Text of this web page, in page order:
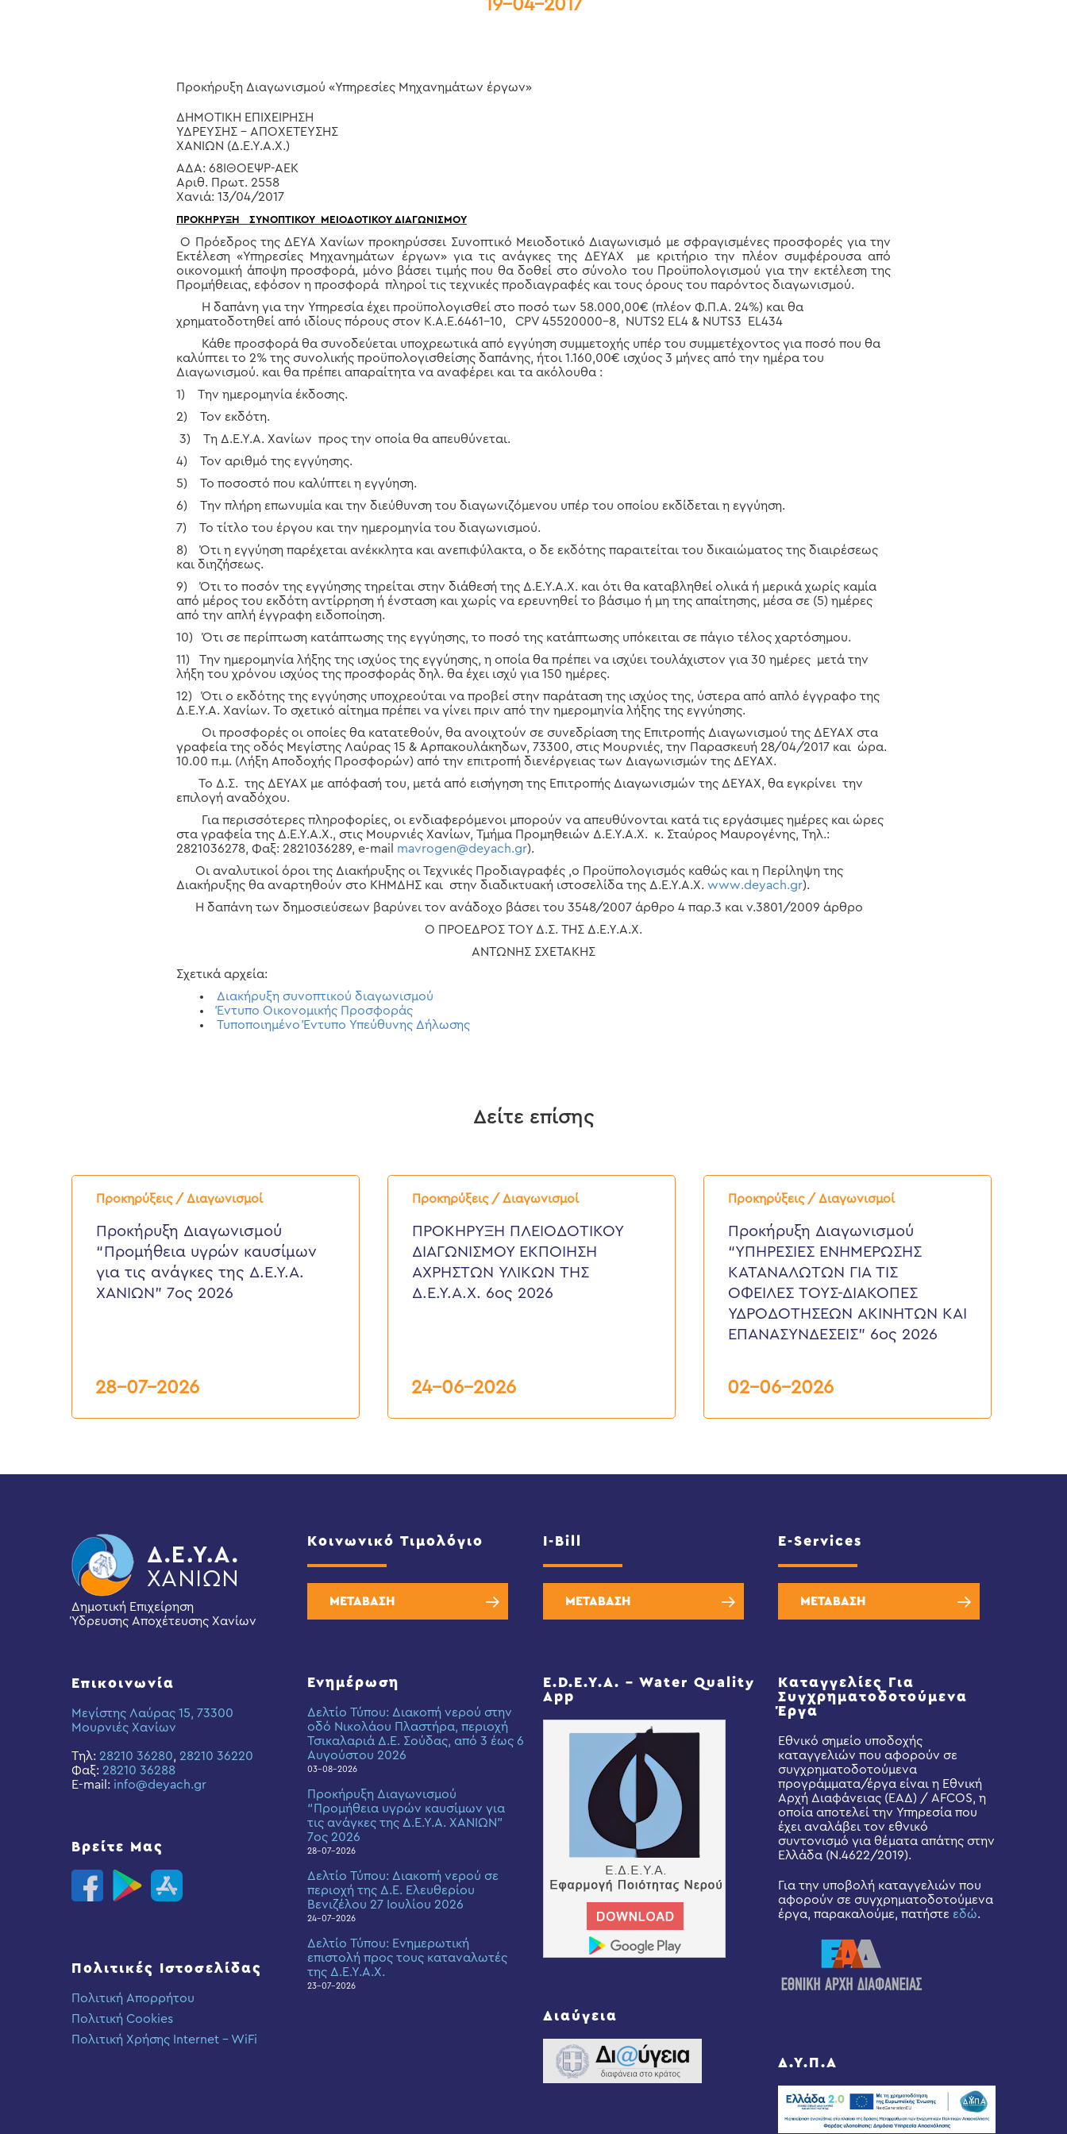
Hit enter to search or ESC to close
19-04-2017
Προκήρυξη Διαγωνισμού «Υπηρεσίες Μηχανημάτων έργων»
ΔΗΜΟΤΙΚΗ ΕΠΙΧΕΙΡΗΣΗ
ΥΔΡΕΥΣΗΣ – ΑΠΟΧΕΤΕΥΣΗΣ
ΧΑΝΙΩΝ (Δ.Ε.Υ.Α.Χ.)
ΑΔΑ: 68ΙΘΟΕΨΡ-ΑΕΚ
Αριθ. Πρωτ. 2558
Χανιά: 13/04/2017
ΠΡΟΚΗΡΥΞΗ ΣΥΝΟΠΤΙΚΟΥ ΜΕΙΟΔΟΤΙΚΟΥ ΔΙΑΓΩΝΙΣΜΟΥ
Ο Πρόεδρος της ΔΕΥΑ Χανίων προκηρύσσει Συνοπτικό Μειοδοτικό Διαγωνισμό με σφραγισμένες προσφορές για την
Εκτέλεση «Υπηρεσίες Μηχανημάτων έργων» για τις ανάγκες της ΔΕΥΑΧ με κριτήριο την πλέον συμφέρουσα από
οικονομική άποψη προσφορά, μόνο βάσει τιμής που θα δοθεί στο σύνολο του Προϋπολογισμού για την εκτέλεση της
Προμήθειας, εφόσον η προσφορά πληροί τις τεχνικές προδιαγραφές και τους όρους του παρόντος διαγωνισμού.
Η δαπάνη για την Υπηρεσία έχει προϋπολογισθεί στο ποσό των 58.000,00€ (πλέον Φ.Π.Α. 24%) και θα
χρηματοδοτηθεί από ιδίους πόρους στον Κ.Α.Ε.6461-10, CPV 45520000-8, NUTS2 EL 4 & NUTS3 EL 434
Κάθε προσφορά θα συνοδεύεται υποχρεωτικά από εγγύηση συμμετοχής υπέρ του συμμετέχοντος για ποσό που θα
καλύπτει το 2% της συνολικής προϋπολογισθείσης δαπάνης, ήτοι 1.160,00€ ισχύος 3 μήνες από την ημέρα του
Διαγωνισμού. και θα πρέπει απαραίτητα να αναφέρει και τα ακόλουθα :
1) Την ημερομηνία έκδοσης.
2) Τον εκδότη.
3) Τη Δ.Ε.Υ.Α. Χανίων προς την οποία θα απευθύνεται.
4) Τον αριθμό της εγγύησης.
5) Το ποσοστό που καλύπτει η εγγύηση.
6) Την πλήρη επωνυμία και την διεύθυνση του διαγωνιζόμενου υπέρ του οποίου εκδίδεται η εγγύηση.
7) Το τίτλο του έργου και την ημερομηνία του διαγωνισμού.
8) Ότι η εγγύηση παρέχεται ανέκκλητα και ανεπιφύλακτα, ο δε εκδότης παραιτείται του δικαιώματος της διαιρέσεως
και διηζήσεως.
9) Ότι το ποσόν της εγγύησης τηρείται στην διάθεσή της Δ.Ε.Υ.Α.Χ. και ότι θα καταβληθεί ολικά ή μερικά χωρίς καμία
από μέρος του εκδότη αντίρρηση ή ένσταση και χωρίς να ερευνηθεί το βάσιμο ή μη της απαίτησης, μέσα σε (5) ημέρες
από την απλή έγγραφη ειδοποίηση.
10) Ότι σε περίπτωση κατάπτωσης της εγγύησης, το ποσό της κατάπτωσης υπόκειται σε πάγιο τέλος χαρτόσημου.
11) Την ημερομηνία λήξης της ισχύος της εγγύησης, η οποία θα πρέπει να ισχύει τουλάχιστον για 30 ημέρες μετά την
λήξη του χρόνου ισχύος της προσφοράς δηλ. θα έχει ισχύ για 150 ημέρες.
12) Ότι ο εκδότης της εγγύησης υποχρεούται να προβεί στην παράταση της ισχύος της, ύστερα από απλό έγγραφο της
Δ.Ε.Υ.Α. Χανίων. Το σχετικό αίτημα πρέπει να γίνει πριν από την ημερομηνία λήξης της εγγύησης.
Οι προσφορές οι οποίες θα κατατεθούν, θα ανοιχτούν σε συνεδρίαση της Επιτροπής Διαγωνισμού της ΔΕΥΑΧ στα
γραφεία της οδός Μεγίστης Λαύρας 15 & Αρπακουλάκηδων, 73300, στις Μουρνιές, την Παρασκευή 28/04/2017 και ώρα.
10.00 π.μ. (Λήξη Αποδοχής Προσφορών) από την επιτροπή διενέργειας των Διαγωνισμών της ΔΕΥΑΧ.
Το Δ.Σ. της ΔΕΥΑΧ με απόφασή του, μετά από εισήγηση της Επιτροπής Διαγωνισμών της ΔΕΥΑΧ, θα εγκρίνει την
επιλογή αναδόχου.
Για περισσότερες πληροφορίες, οι ενδιαφερόμενοι μπορούν να απευθύνονται κατά τις εργάσιμες ημέρες και ώρες
στα γραφεία της Δ.Ε.Υ.Α.Χ., στις Μουρνιές Χανίων, Τμήμα Προμηθειών Δ.Ε.Υ.Α.Χ. κ. Σταύρος Μαυρογένης, Τηλ.:
2821036278, Φαξ: 2821036289, e-mail mavrogen@deyach.gr).
Οι αναλυτικοί όροι της Διακήρυξης οι Τεχνικές Προδιαγραφές ,ο Προϋπολογισμός καθώς και η Περίληψη της
Διακήρυξης θα αναρτηθούν στο ΚΗΜΔΗΣ και στην διαδικτυακή ιστοσελίδα της Δ.Ε.Υ.Α.Χ. www.deyach.gr).
Η δαπάνη των δημοσιεύσεων βαρύνει τον ανάδοχο βάσει του 3548/2007 άρθρο 4 παρ.3 και ν.3801/2009 άρθρο
Ο ΠΡΟΕΔΡΟΣ ΤΟΥ Δ.Σ. ΤΗΣ Δ.Ε.Υ.Α.Χ.
ΑΝΤΩΝΗΣ ΣΧΕΤΑΚΗΣ
Σχετικά αρχεία:
Διακήρυξη συνοπτικού διαγωνισμού
Έντυπο Οικονομικής Προσφοράς
Τυποποιημένο Έντυπο Υπεύθυνης Δήλωσης
Δείτε επίσης
Προκηρύξεις / Διαγωνισμοί
Προκήρυξη
Διαγωνισμού
υγρών
καυσίμων
ανάγκες
Προκήρυξη Διαγωνισμού
“Προμήθεια υγρών καυσίμων
για τις ανάγκες της Δ.Ε.Υ.Α.
ΧΑΝΙΩΝ” 7ος 2026
28-07-2026
Προκηρύξεις / Διαγωνισμοί
ΠΡΟΚΗΡΥΞΗ
ΠΛΕΙΟΔΟΤΙΚΟΥ
ΕΚΠΟΙΗΣΗ
ΑΧΡΗΣΤΩΝ
ΥΛΙΚΩΝ
Δ.Ε.Υ.Α.Χ.
ΠΡΟΚΗΡΥΞΗ ΠΛΕΙΟΔΟΤΙΚΟΥ
ΔΙΑΓΩΝΙΣΜΟΥ ΕΚΠΟΙΗΣΗ
ΑΧΡΗΣΤΩΝ ΥΛΙΚΩΝ ΤΗΣ
Δ.Ε.Υ.Α.Χ. 6ος 2026
24-06-2026
Προκηρύξεις / Διαγωνισμοί
Προκήρυξη
Διαγωνισμού
ΕΝΗΜΕΡΩΣΗΣ
ΚΑΤΑΝΑΛΩΤΩΝ
ΟΦΕΙΛΕΣ
ΤΟΥΣ-
ΔΙΑΚΟΠΕΣ
ΑΚΙΝΗΤΩΝ
2026
Προκήρυξη Διαγωνισμού
“ΥΠΗΡΕΣΙΕΣ ΕΝΗΜΕΡΩΣΗΣ
ΚΑΤΑΝΑΛΩΤΩΝ ΓΙΑ ΤΙΣ
ΟΦΕΙΛΕΣ ΤΟΥΣ-ΔΙΑΚΟΠΕΣ
ΥΔΡΟΔΟΤΗΣΕΩΝ ΑΚΙΝΗΤΩΝ ΚΑΙ
ΕΠΑΝΑΣΥΝΔΕΣΕΙΣ” 6ος 2026
02-06-2026
Δημοτική Επιχείρηση
Ύδρευσης Αποχέτευσης Χανίων
Επικοινωνία
Μεγίστης Λαύρας 15, 73300
Μουρνιές Χανίων
Τηλ: 28210 36280, 28210 36220
Φαξ: 28210 36288
E-mail: info@deyach.gr
Βρείτε Μας
Πολιτικές Ιστοσελίδας
Πολιτική Απορρήτου
Πολιτική Cookies
Πολιτική Χρήσης Internet – WiFi
Κοινωνικό Τιμολόγιο
ΜΕΤΑΒΑΣΗ
Ενημέρωση
Δελτίο Τύπου: Διακοπή νερού στην
οδό Νικολάου Πλαστήρα, περιοχή
Τσικαλαριά Δ.Ε. Σούδας, από 3 έως 6
Αυγούστου 2026
03-08-2026
Προκήρυξη Διαγωνισμού
“Προμήθεια υγρών καυσίμων για
τις ανάγκες της Δ.Ε.Υ.Α. ΧΑΝΙΩΝ”
7ος 2026
28-07-2026
Δελτίο Τύπου: Διακοπή νερού σε
περιοχή της Δ.Ε. Ελευθερίου
Βενιζέλου 27 Ιουλίου 2026
24-07-2026
Δελτίο Τύπου: Eνημερωτική
επιστολή προς τους καταναλωτές
της Δ.Ε.Υ.Α.Χ.
23-07-2026
I-Bill
ΜΕΤΑΒΑΣΗ
E.D.E.Y.A. – Water Quality
App
Διαύγεια
E-Services
ΜΕΤΑΒΑΣΗ
Καταγγελίες Για
Συγχρηματοδοτούμενα
Έργα
Εθνικό σημείο υποδοχής
καταγγελιών που αφορούν σε
συγχρηματοδοτούμενα
προγράμματα/έργα είναι η Εθνική
Αρχή Διαφάνειας (ΕΑΔ) / AFCOS, η
οποία αποτελεί την Υπηρεσία που
έχει αναλάβει τον εθνικό
συντονισμό για θέματα απάτης στην
Ελλάδα (Ν.4622/2019).
Για την υποβολή καταγγελιών που
αφορούν σε συγχρηματοδοτούμενα
έργα, παρακαλούμε, πατήστε εδώ.
Δ.Υ.Π.Α